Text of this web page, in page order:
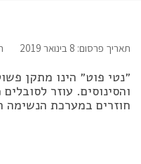
תאריך פרסום: 8 בינואר 2019
״נטי פוט״ הינו מתקן
והסינוסים. עוזר
חוזרים במערכת הנשימה